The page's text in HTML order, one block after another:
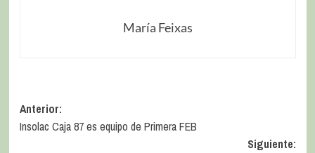
María Feixas
Anterior:
Insolac Caja 87 es equipo de Primera FEB
Siguiente: